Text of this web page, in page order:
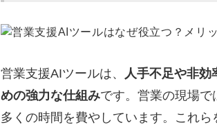
営業代行の料金は1アポいく
営業代行に向いている業種は
【結論】最強は人間×営業支援AI
営業支援AIツールは、 人手不足や非効
めの強力な仕組みです。営業の現場
多くの時間を費やしています。これ